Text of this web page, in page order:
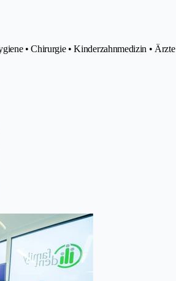
• Chirurgie • Kinderzahnmedizin • Ärzte